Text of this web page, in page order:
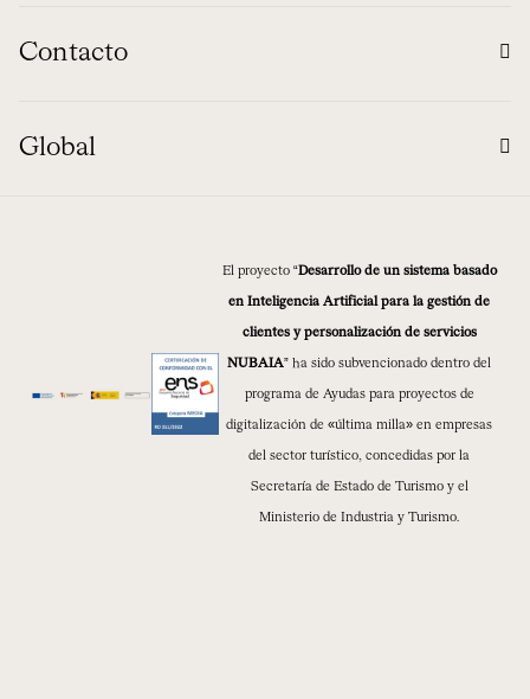
Contacto
Global
El proyecto “Desarrollo de un sistema basado
en Inteligencia Artificial para la gestión de
clientes y personalización de servicios
NUBAIA” ha sido subvencionado dentro del
programa de Ayudas para proyectos de
digitalización de «última milla» en empresas
del sector turístico, concedidas por la
Secretaría de Estado de Turismo y el
Ministerio de Industria y Turismo.